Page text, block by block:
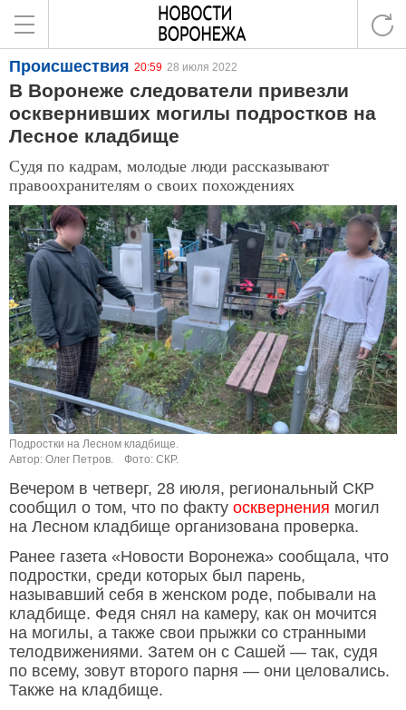
Происшествия 20:59 28 июля 2022
В Воронеже следователи привезли
осквернивших могилы подростков на
Лесное кладбище
Судя по кадрам, молодые люди рассказывают
правоохранителям о своих похождениях
Подростки на Лесном кладбище.
Автор: Олег Петров.
Фото: СКР.
Вечером в четверг, 28 июля, региональный СКР
сообщил о том, что по факту осквернения могил
на Лесном кладбище организована проверка.
Ранее газета «Новости Воронежа» сообщала, что
подростки, среди которых был парень,
называвший себя в женском роде, побывали на
кладбище. Федя снял на камеру, как он мочится
на могилы, а также свои прыжки со странными
телодвижениями. Затем он с Сашей — так, судя
по всему, зовут второго парня — они целовались.
Также на кладбище.